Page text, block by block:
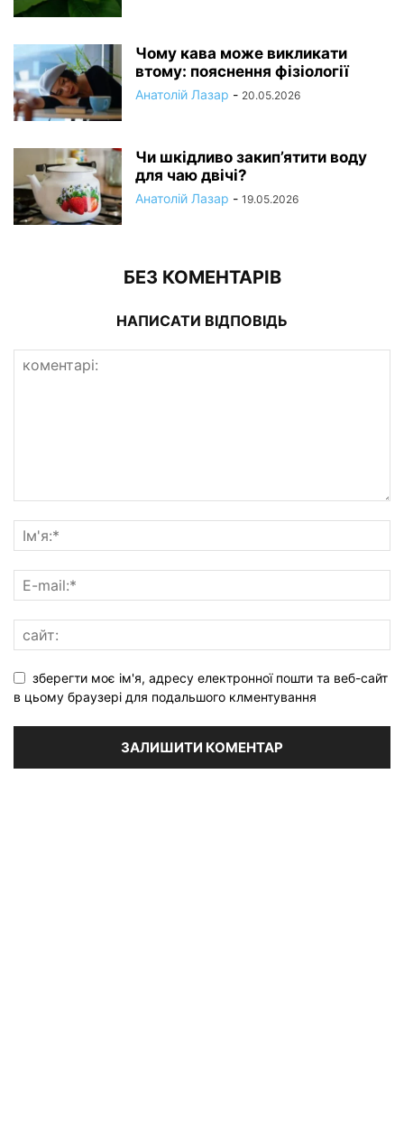
Чому кава може викликати
втому: пояснення фізіології
Анатолій Лазар - 20.05.2026
Чи шкідливо закип’ятити воду
для чаю двічі?
Анатолій Лазар - 19.05.2026
БЕЗ КОМЕНТАРІВ
НАПИСАТИ ВІДПОВІДЬ
зберегти моє ім'я, адресу електронної пошти та веб-сайт
в цьому браузері для подальшого клментування